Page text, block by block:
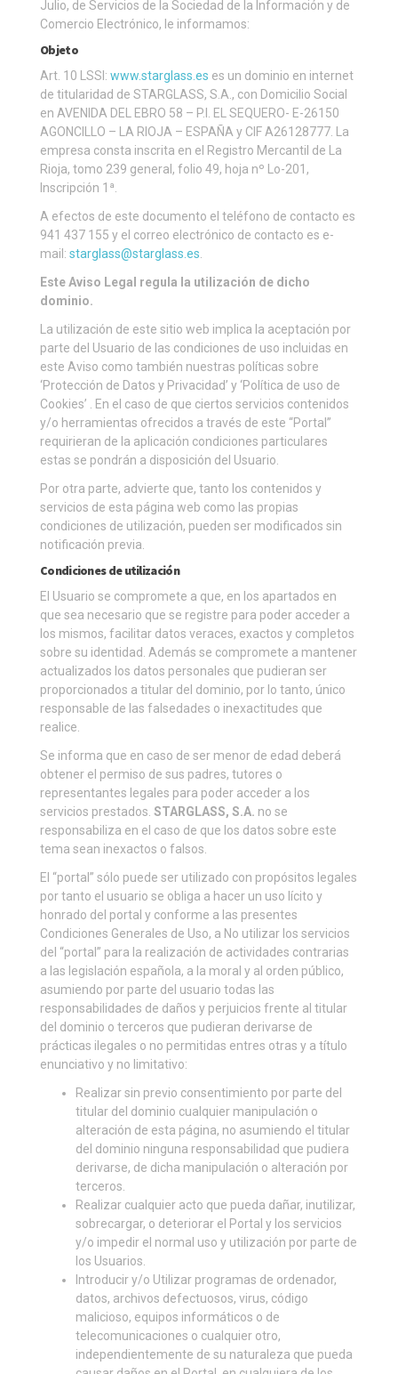
Julio, de Servicios de la Sociedad de la Información y de
Comercio Electrónico, le informamos:
Objeto
Art. 10 LSSI: www.starglass.es es un dominio en internet
de titularidad de STARGLASS, S.A., con Domicilio Social
en AVENIDA DEL EBRO 58 – P.I. EL SEQUERO- E-26150
AGONCILLO – LA RIOJA – ESPAÑA y CIF A26128777. La
empresa consta inscrita en el Registro Mercantil de La
Rioja, tomo 239 general, folio 49, hoja nº Lo-201,
Inscripción 1ª.
A efectos de este documento el teléfono de contacto es
941 437 155 y el correo electrónico de contacto es e-
mail: starglass@starglass.es.
Este Aviso Legal regula la utilización de dicho
dominio.
La utilización de este sitio web implica la aceptación por
parte del Usuario de las condiciones de uso incluidas en
este Aviso como también nuestras políticas sobre
‘Protección de Datos y Privacidad’ y ‘Política de uso de
Cookies’ . En el caso de que ciertos servicios contenidos
y/o herramientas ofrecidos a través de este “Portal”
requirieran de la aplicación condiciones particulares
estas se pondrán a disposición del Usuario.
Por otra parte, advierte que, tanto los contenidos y
servicios de esta página web como las propias
condiciones de utilización, pueden ser modificados sin
notificación previa.
Condiciones de utilización
El Usuario se compromete a que, en los apartados en
que sea necesario que se registre para poder acceder a
los mismos, facilitar datos veraces, exactos y completos
sobre su identidad. Además se compromete a mantener
actualizados los datos personales que pudieran ser
proporcionados a titular del dominio, por lo tanto, único
responsable de las falsedades o inexactitudes que
realice.
Se informa que en caso de ser menor de edad deberá
obtener el permiso de sus padres, tutores o
representantes legales para poder acceder a los
servicios prestados. STARGLASS, S.A. no se
responsabiliza en el caso de que los datos sobre este
tema sean inexactos o falsos.
El “portal” sólo puede ser utilizado con propósitos legales
por tanto el usuario se obliga a hacer un uso lícito y
honrado del portal y conforme a las presentes
Condiciones Generales de Uso, a No utilizar los servicios
del “portal” para la realización de actividades contrarias
a las legislación española, a la moral y al orden público,
asumiendo por parte del usuario todas las
responsabilidades de daños y perjuicios frente al titular
del dominio o terceros que pudieran derivarse de
prácticas ilegales o no permitidas entres otras y a título
enunciativo y no limitativo:
Realizar sin previo consentimiento por parte del
titular del dominio cualquier manipulación o
alteración de esta página, no asumiendo el titular
del dominio ninguna responsabilidad que pudiera
derivarse, de dicha manipulación o alteración por
terceros.
Realizar cualquier acto que pueda dañar, inutilizar,
sobrecargar, o deteriorar el Portal y los servicios
y/o impedir el normal uso y utilización por parte de
los Usuarios.
Introducir y/o Utilizar programas de ordenador,
datos, archivos defectuosos, virus, código
malicioso, equipos informáticos o de
telecomunicaciones o cualquier otro,
independientemente de su naturaleza que pueda